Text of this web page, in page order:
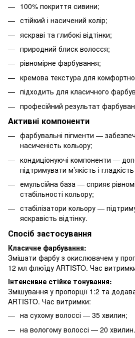
100% покриття сивини;
стійкий і насичений колір;
яскраві та глибокі відтінки;
природний блиск волосся;
рівномірне фарбування;
кремова текстура для
підходить для класичного
професійний результат
Активні компоненти
фарбувальні пігменти —
насиченість кольору;
кондиціонуючі компоненти —
підтримувати м’якість і
емульсійна база — сприяє
стабільності кольору;
стабілізатори кольору —
яскравість відтінку.
Спосіб застосування
Класичне фарбування:
Змішати фарбу з окислювачем у
12 мл флюїду ARTISTO. Час
Інтенсивне стійке тонування:
Змішування у пропорції 1:2 та
ARTISTO. Час витримки:
на сухому волоссі — 35 хвилин;
на вологому волоссі — 20 хвилин.